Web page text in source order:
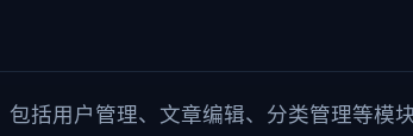
括用户管理、文章编辑、分类管理等模